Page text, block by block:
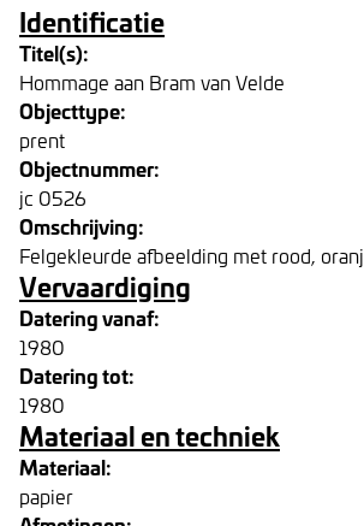
Identificatie
Titel(s):
Hommage aan Bram van Velde
Objecttype:
prent
Objectnummer:
jc 0526
Omschrijving:
Felgekleurde afbeelding met rood,
Vervaardiging
Datering vanaf:
1980
Datering tot:
1980
Materiaal en techniek
Materiaal:
papier